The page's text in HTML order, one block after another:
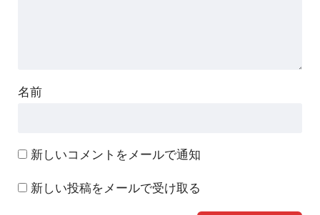
名前
新しいコメントをメールで通知
新しい投稿をメールで受け取る